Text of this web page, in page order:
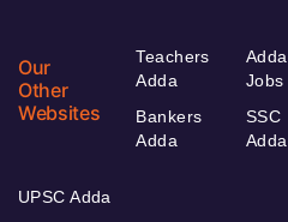
Our
Other
Websites
Teachers
Adda
Bankers
Adda
Adda
Jobs
SSC
Adda
UPSC Adda